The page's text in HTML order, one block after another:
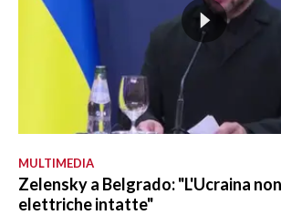
MULTIMEDIA
Zelensky a Belgrado: "L'Ucraina
elettriche intatte"